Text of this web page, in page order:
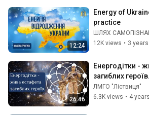
12:24
Energy of
practice
ШЛЯХ
12K views • 3
26:46
Енергодітки -
загиблих героїв.
ЛМГО "Ліствиця"
6.3K views • 4